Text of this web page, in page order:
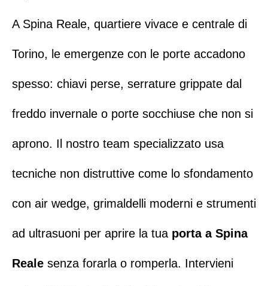
A Spina Reale, quartiere vivace e centrale di
Torino, le emergenze con le porte accadono
spesso: chiavi perse, serrature grippate dal
freddo invernale o porte socchiuse che non si
aprono. Il nostro team specializzato usa
tecniche non distruttive come lo sfondamento
con air wedge, grimaldelli moderni e strumenti
ad ultrasuoni per aprire la tua porta a Spina
Reale senza forarla o romperla. Intervieni